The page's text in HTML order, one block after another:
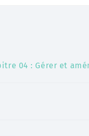
News), …04 : Gérer et